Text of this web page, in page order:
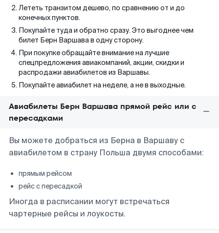
Лететь транзитом дешево, по сравнению от и до
конечных пунктов.
Покупайте туда и обратно сразу. Это выгоднее чем
билет Берн Варшава в одну сторону.
При покупке обращайте внимание на лучшие
спецпредложения авиакомпаний, акции, скидки и
распродажи авиабилетов из Варшавы.
Покупайте авиабилет на неделе, а не в выходные.
Авиабилеты Берн Варшава прямой рейс или с
пересадками
Вы можете добраться из Берна в Варшаву с
авиабилетом в страну Польша двумя способами:
прямым рейсом
рейс с пересадкой
Иногда в расписании могут встречаться
чартерные рейсы и лоукосты.